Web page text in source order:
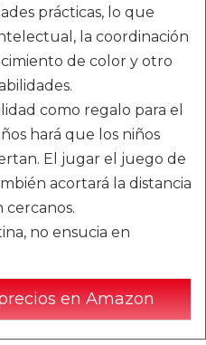
prácticas, lo que
la coordinación
de color y otro
como regalo para el
hará que los niños
El jugar el juego de
acortará la distancia
cercanos.
no ensucia en
en Amazon